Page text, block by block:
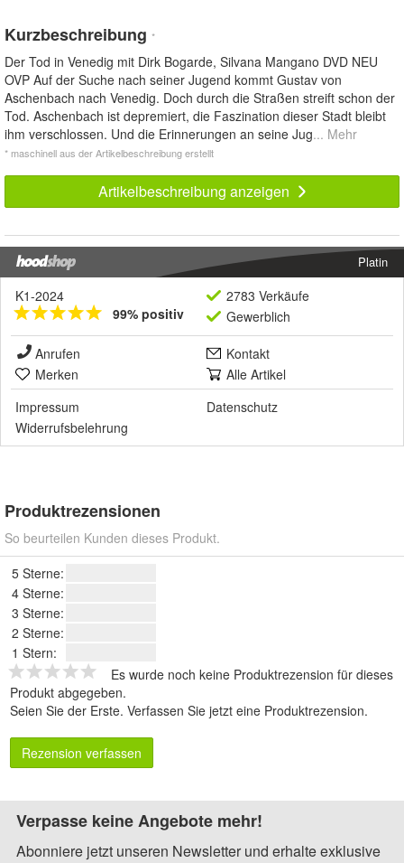
Kurzbeschreibung *
Der Tod in Venedig mit Dirk Bogarde, Silvana Mangano DVD NEU
OVP Auf der Suche nach seiner Jugend kommt Gustav von
Aschenbach nach Venedig. Doch durch die Straßen streift schon der
Tod. Aschenbach ist depremiert, die Faszination dieser Stadt bleibt
ihm verschlossen. Und die Erinnerungen an seine Jug... Mehr
* maschinell aus der Artikelbeschreibung erstellt
Artikelbeschreibung anzeigen
Platin
K1-2024
99% positiv
2783 Verkäufe
Gewerblich
Anrufen
Kontakt
Merken
Alle Artikel
Impressum
Datenschutz
Widerrufsbelehrung
Produktrezensionen
So beurteilen Kunden dieses Produkt.
5 Sterne:
4 Sterne:
3 Sterne:
2 Sterne:
1 Stern:
Es wurde noch keine Produktrezension für dieses
Produkt abgegeben.
Seien Sie der Erste. Verfassen Sie jetzt eine Produktrezension.
Rezension verfassen
Verpasse keine Angebote mehr!
Abonniere jetzt unseren Newsletter und erhalte exklusive